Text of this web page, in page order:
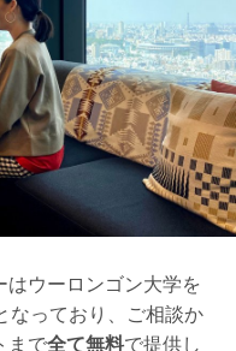
はウーロンゴン大学を
なっており、ご相談か
まで全て無料で提供し